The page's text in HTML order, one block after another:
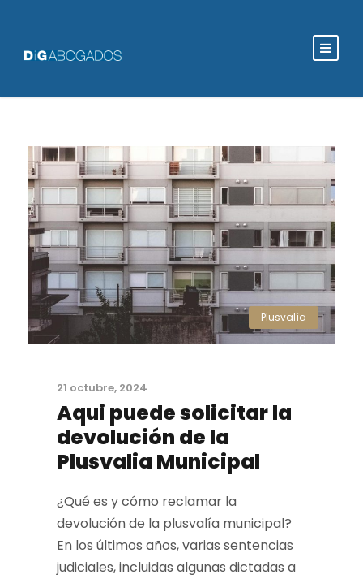
Plusvalía
21 octubre, 2024
Aqui puede solicitar la
devolución de la
Plusvalia Municipal
¿Qué es y cómo reclamar la
devolución de la plusvalía municipal?
En los últimos años, varias sentencias
judiciales, incluidas algunas dictadas a